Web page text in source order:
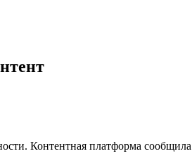
Контентная платформа